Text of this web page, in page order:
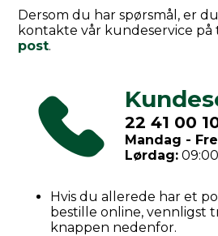
Dersom du har spørsmål, er
kontakte vår kundeservice
post.
22 41 00
Mandag -
Lørdag:09:00
Hvis du allerede har et
bestille online, vennligst
knappen nedenfor.